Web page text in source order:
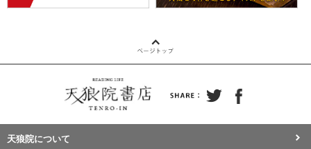
天狼院について